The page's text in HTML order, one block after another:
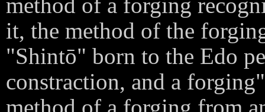
it, the method of the
"Shintō" born to the Edo
constraction, and a
method of a forging from